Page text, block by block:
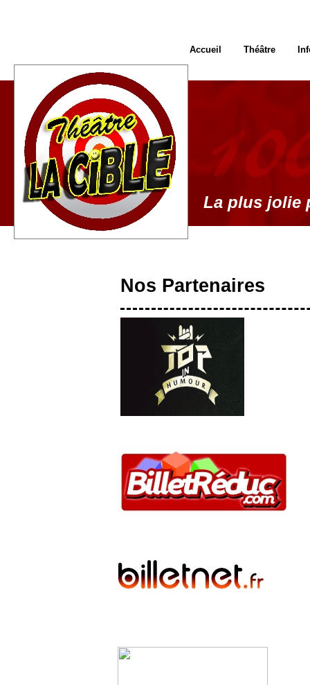
Nos Partenaires
La plus jolie
Accueil Théâtre